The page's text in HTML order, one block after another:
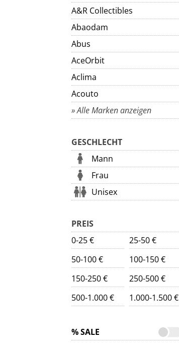
A&R Collectibles
Abaodam
Abus
AceOrbit
Aclima
Acouto
» Alle Marken anzeigen
GESCHLECHT
Mann
Frau
Unisex
PREIS
0-25 €
25-50 €
50-100 €
100-150 €
150-250 €
250-500 €
500-1.000 €
1.000-1.500 €
% SALE